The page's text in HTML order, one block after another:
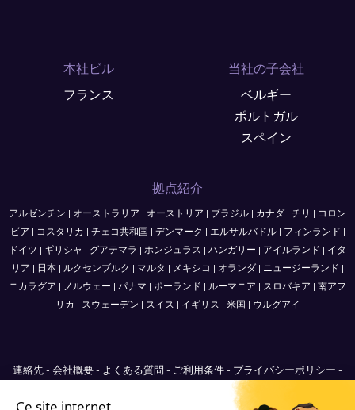
本社ビル
フランス
当社の子会社
ベルギー
ポルトガル
スペイン
拠点紹介
アルゼンチン | オーストラリア | オーストリア | ブラジル | カナダ | チリ | コロン
ビア | コスタリカ | チェコ共和国 | デンマーク | エルサルバドル| フィンランド |
ドイツ | ギリシャ | グアテマラ | ホンジュラス | ハンガリー | アイルランド | イタ
リア | 日本 | ルクセンブルク | マルタ | メキシコ | オランダ | ニュージーランド |
ニカラグア | ノルウェー | パナマ | ポーランド | ルーマニア | スロバキア | 南アフ
リカ | スウェーデン | スイス | イギリス | 米国 | ウルグアイ
連絡先 - 会社概要 - よくある質問 - ご利用条件 - プライバシーポリシー -